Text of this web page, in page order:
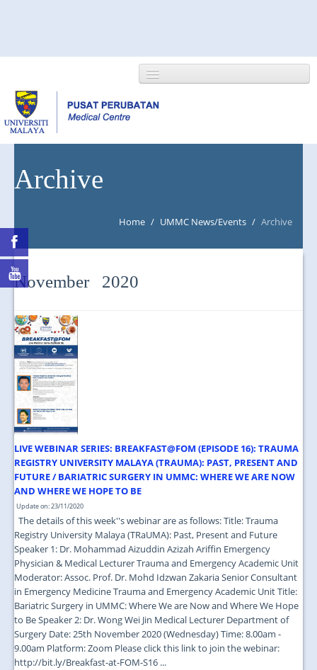
NEWS/EVENTS
Archive
Home / UMMC News/Events / Archive
November 2020
LIVE WEBINAR SERIES: BREAKFAST@FOM (EPISODE 16): TRAUMA
REGISTRY UNIVERSITY MALAYA (TRAUMA): PAST, PRESENT AND
FUTURE / BARIATRIC SURGERY IN UMMC: WHERE WE ARE NOW
AND WHERE WE HOPE TO BE
Update on: 23/11/2020
The details of this week''s webinar are as follows: Title: Trauma
Registry University Malaya (TRaUMA): Past, Present and Future
Speaker 1: Dr. Mohammad Aizuddin Azizah Ariffin Emergency
Physician & Medical Lecturer Trauma and Emergency Academic Unit
Moderator: Assoc. Prof. Dr. Mohd Idzwan Zakaria Senior Consultant
in Emergency Medicine Trauma and Emergency Academic Unit Title:
Bariatric Surgery in UMMC: Where We are Now and Where We Hope
to Be Speaker 2: Dr. Wong Wei Jin Medical Lecturer Department of
Surgery Date: 25th November 2020 (Wednesday) Time: 8.00am -
9.00am Platform: Zoom Please click this link to join the webinar:
http://bit.ly/Breakfast-at-FOM-S16 ...